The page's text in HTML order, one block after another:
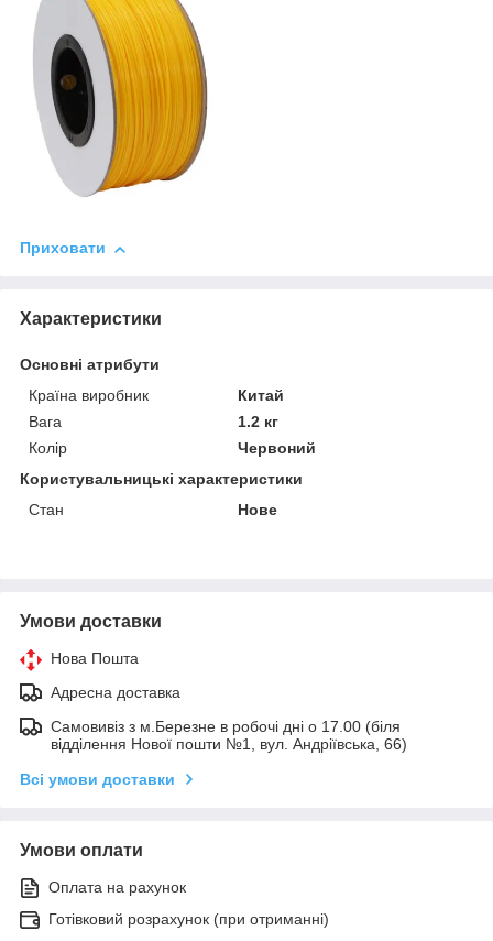
Приховати
Характеристики
Основні атрибути
Країна виробник
Китай
Вага
1.2 кг
Колір
Червоний
Користувальницькі характеристики
Стан
Нове
Умови доставки
Нова Пошта
Адресна доставка
Самовивіз з м.Березне в робочі дні о 17.00 (біля
відділення Нової пошти №1, вул. Андріївська, 66)
Всі умови доставки
Умови оплати
Оплата на рахунок
Готівковий розрахунок (при отриманні)